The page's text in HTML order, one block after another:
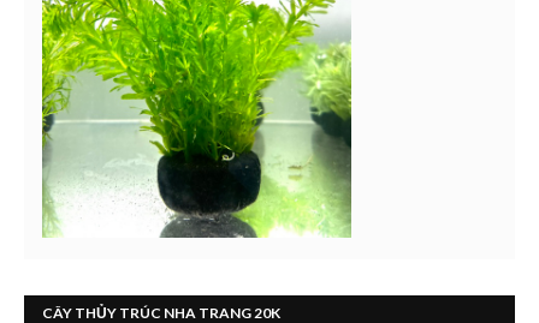
CÂY THỦY TRÚC NHA TRANG 20K